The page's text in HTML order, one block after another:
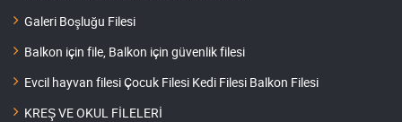
Galeri Boşluğu Filesi
Balkon için file, Balkon için güvenlik filesi
Evcil hayvan filesi Çocuk Filesi Kedi Filesi Balkon Filesi
KREŞ VE OKUL FİLELERİ